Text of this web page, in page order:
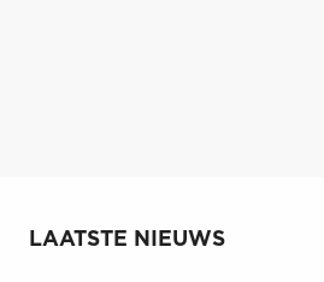
LAATSTE NIEUWS